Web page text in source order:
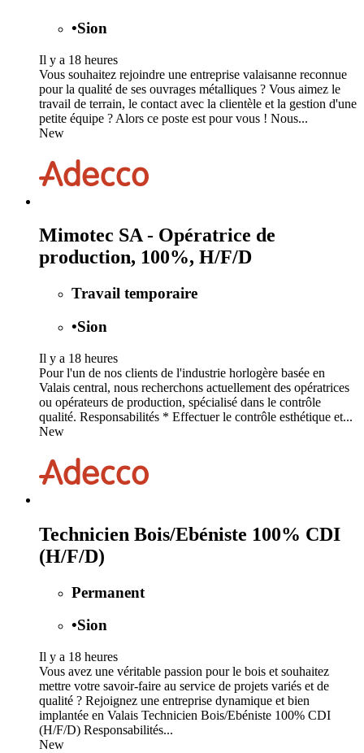
•Sion
Il y a 18 heures
Vous souhaitez rejoindre une entreprise valaisanne reconnue
pour la qualité de ses ouvrages métalliques ? Vous aimez le
travail de terrain, le contact avec la clientèle et la gestion d'une
petite équipe ? Alors ce poste est pour vous ! Nous...
New
Mimotec SA - Opératrice de
production, 100%, H/F/D
Travail temporaire
•Sion
Il y a 18 heures
Pour l'un de nos clients de l'industrie horlogère basée en
Valais central, nous recherchons actuellement des opératrices
ou opérateurs de production, spécialisé dans le contrôle
qualité. Responsabilités * Effectuer le contrôle esthétique et...
New
Technicien Bois/Ebéniste 100% CDI
(H/F/D)
Permanent
•Sion
Il y a 18 heures
Vous avez une véritable passion pour le bois et souhaitez
mettre votre savoir-faire au service de projets variés et de
qualité ? Rejoignez une entreprise dynamique et bien
implantée en Valais Technicien Bois/Ebéniste 100% CDI
(H/F/D) Responsabilités...
New